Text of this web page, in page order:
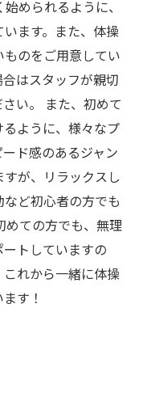
められるように、
ます。また、体操
のをご用意してい
はスタッフが親切
い。 また、初めて
ように、様々なプ
ド感のあるジャン
が、リラックスし
ど初心者の方でも
めての方でも、無理
トしていますの
れから一緒に体操
す！